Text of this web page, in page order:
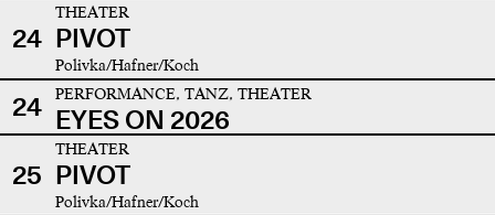
24
THEATER
PIVOT
Polivka/Hafner/Koch
24 PERFORMANCE, TANZ, THEATER
EYES ON 2026
25
THEATER
PIVOT
Polivka/Hafner/Koch